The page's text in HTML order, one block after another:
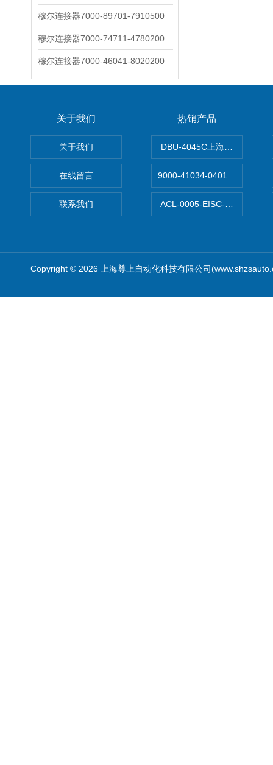
穆尔连接器7000-89701-7910500
穆尔连接器7000-74711-4780200
穆尔连接器7000-46041-8020200
关于我们
关于我们
在线留言
联系我们
热销产品
DBU-4045C上海鹰峰制动单
9000-41034-0401000穆尔
ACL-0005-EISC-E2M8C上海
Copyright © 2026 上海尊上自动化科技有限公司